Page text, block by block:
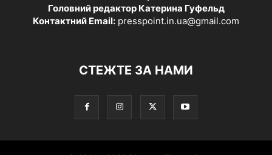
Головний редактор Катерина Гуфельд
Контактний Email: presspoint.in.ua@gmail.com
СТЕЖТЕ ЗА НАМИ